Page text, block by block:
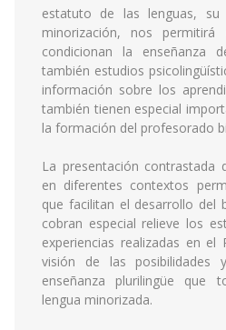
estatuto de las lenguas,
minorización, nos
condicionan la enseñanza
también estudios
información sobre los
también tienen especial
la formación del profesorado
La presentación contrastada
en diferentes contextos
que facilitan el desarrollo del
cobran especial relieve los
experiencias realizadas en
visión de las
enseñanza plurilingüe que
lengua minorizada.